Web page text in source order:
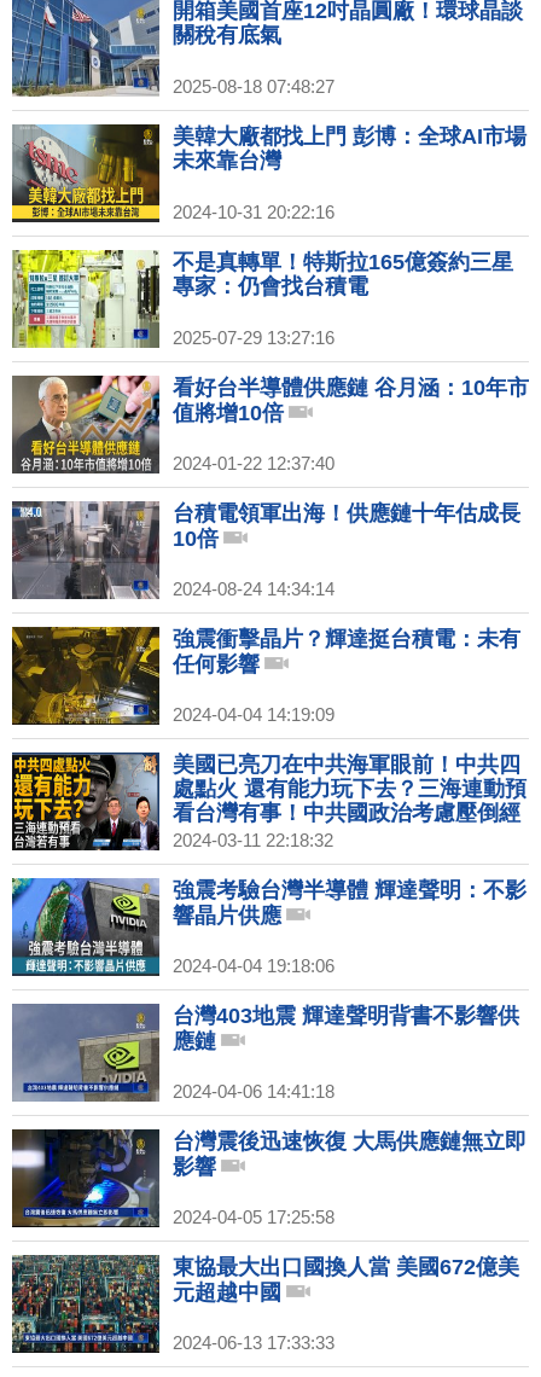
開箱美國首座12吋晶圓廠！環球晶談
關稅有底氣
2025-08-18 07:48:27
美韓大廠都找上門 彭博：全球AI市場
未來靠台灣
2024-10-31 20:22:16
不是真轉單！特斯拉165億簽約三星
專家：仍會找台積電
2025-07-29 13:27:16
看好台半導體供應鏈 谷月涵：10年市
值將增10倍
2024-01-22 12:37:40
台積電領軍出海！供應鏈十年估成長
10倍
2024-08-24 14:34:14
強震衝擊晶片？輝達挺台積電：未有
任何影響
2024-04-04 14:19:09
美國已亮刀在中共海軍眼前！中共四
處點火 還有能力玩下去？三海連動預
看台灣有事！中共國政治考慮壓倒經
濟 急速北韓化！價值前導 台灣擁有
優秀鏈實力！｜吳嘉隆｜李世暉｜新
聞大破解 【2024年3月11日】
2024-03-11 22:18:32
強震考驗台灣半導體 輝達聲明：不影
響晶片供應
2024-04-04 19:18:06
台灣403地震 輝達聲明背書不影響供
應鏈
2024-04-06 14:41:18
台灣震後迅速恢復 大馬供應鏈無立即
影響
2024-04-05 17:25:58
東協最大出口國換人當 美國672億美
元超越中國
2024-06-13 17:33:33